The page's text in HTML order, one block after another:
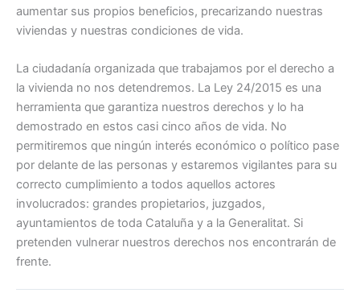
aumentar sus propios beneficios, precarizando nuestras
viviendas y nuestras condiciones de vida.
La ciudadanía organizada que trabajamos por el derecho a
la vivienda no nos detendremos. La Ley 24/2015 es una
herramienta que garantiza nuestros derechos y lo ha
demostrado en estos casi cinco años de vida. No
permitiremos que ningún interés económico o político pase
por delante de las personas y estaremos vigilantes para su
correcto cumplimiento a todos aquellos actores
involucrados: grandes propietarios, juzgados,
ayuntamientos de toda Cataluña y a la Generalitat. Si
pretenden vulnerar nuestros derechos nos encontrarán de
frente.